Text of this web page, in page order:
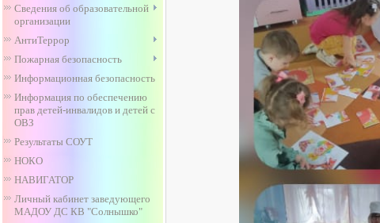
Сведения об образовательной
организации
АнтиТеррор
Пожарная безопасность
Информационная безопасность
Информация по обеспечению
прав детей-инвалидов и детей с
ОВЗ
Результаты СОУТ
НОКО
НАВИГАТОР
Личный кабинет заведующего
МАДОУ ДС КВ "Солнышко"